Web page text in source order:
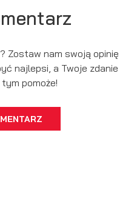
Zostaw nam swoją opinię
najlepsi, a Twoje zdanie
pomoże!